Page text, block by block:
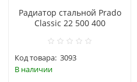
Радиатор стальной Prado
Classic 22 500 400
Код товара: 3093
В наличии